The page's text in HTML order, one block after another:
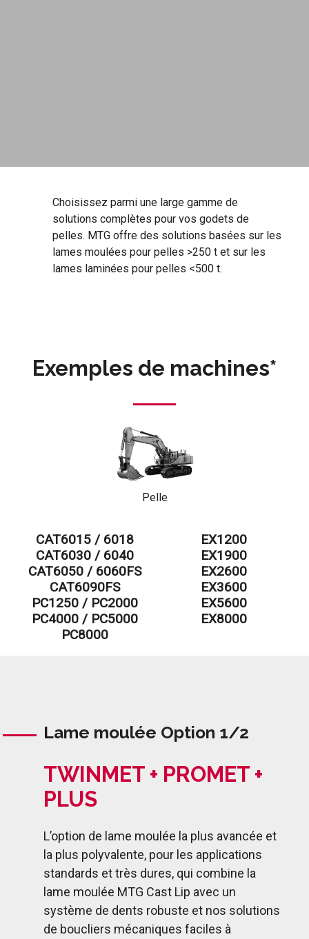
Choisissez parmi une large gamme de
solutions complètes pour vos godets de
pelles. MTG offre des solutions basées sur les
lames moulées pour pelles >250 t et sur les
lames laminées pour pelles <500 t.
Exemples de machines*
Pelle
CAT6015 / 6018
CAT6030 / 6040
CAT6050 / 6060FS
CAT6090FS
PC1250 / PC2000
PC4000 / PC5000
PC8000
EX1200
EX1900
EX2600
EX3600
EX5600
EX8000
Lame moulée Option 1/2
TWINMET + PROMET +
PLUS
L’option de lame moulée la plus avancée et
la plus polyvalente, pour les applications
standards et très dures, qui combine la
lame moulée MTG Cast Lip avec un
système de dents robuste et nos solutions
de boucliers mécaniques faciles à